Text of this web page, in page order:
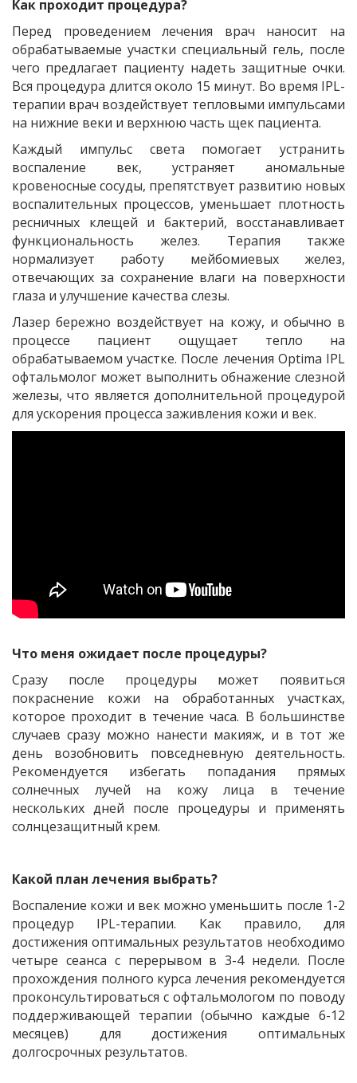
Как проходит процедура?
Перед проведением лечения врач наносит на
обрабатываемые участки специальный гель, после
чего предлагает пациенту надеть защитные очки.
Вся процедура длится около 15 минут. Во время IPL-
терапии врач воздействует тепловыми импульсами
на нижние веки и верхнюю часть щек пациента.
Каждый импульс света помогает устранить
воспаление век, устраняет аномальные
кровеносные сосуды, препятствует развитию новых
воспалительных процессов, уменьшает плотность
ресничных клещей и бактерий, восстанавливает
функциональность желез. Терапия также
нормализует работу мейбомиевых желез,
отвечающих за сохранение влаги на поверхности
глаза и улучшение качества слезы.
Лазер бережно воздействует на кожу, и обычно в
процессе пациент ощущает тепло на
обрабатываемом участке. После лечения Optima IPL
офтальмолог может выполнить обнажение слезной
железы, что является дополнительной процедурой
для ускорения процесса заживления кожи и век.
Что меня ожидает после процедуры?
Сразу после процедуры может появиться
покраснение кожи на обработанных участках,
которое проходит в течение часа. В большинстве
случаев сразу можно нанести макияж, и в тот же
день возобновить повседневную деятельность.
Рекомендуется избегать попадания прямых
солнечных лучей на кожу лица в течение
нескольких дней после процедуры и применять
солнцезащитный крем.
Какой план лечения выбрать?
Воспаление кожи и век можно уменьшить после 1-2
процедур IPL-терапии. Как правило, для
достижения оптимальных результатов необходимо
четыре сеанса с перерывом в 3-4 недели. После
прохождения полного курса лечения рекомендуется
проконсультироваться с офтальмологом по поводу
поддерживающей терапии (обычно каждые 6-12
месяцев) для достижения оптимальных
долгосрочных результатов.